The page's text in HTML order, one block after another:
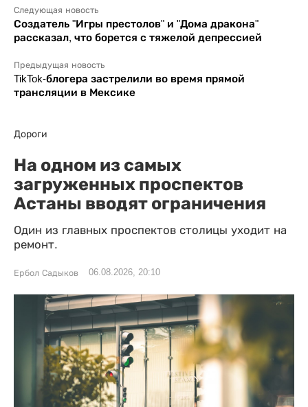
Следующая новость
Создатель "Игры престолов" и "Дома дракона"
рассказал, что борется с тяжелой депрессией
Предыдущая новость
TikTok-блогера застрелили во время прямой
трансляции в Мексике
Дороги
На одном из самых
загруженных проспектов
Астаны вводят ограничения
Один из главных проспектов столицы уходит на
ремонт.
Ербол Садыков 06.08.2026, 20:10